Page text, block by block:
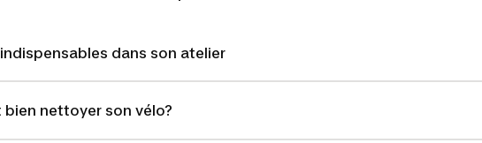
dans son atelier
bien nettoyer son vélo?